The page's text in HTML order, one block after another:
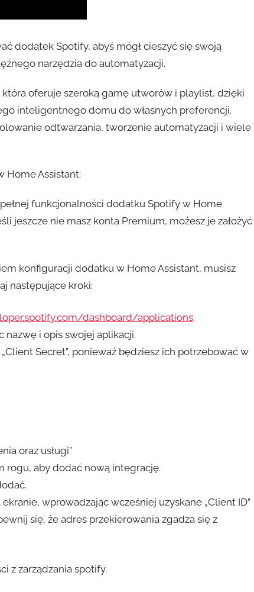
dodatek Spotify, abyś mógł cieszyć się swoją
narzędzia do automatyzacji.
oferuje szeroką gamę utworów i playlist, dzięki
inteligentnego domu do własnych preferencji.
odtwarzania, tworzenie automatyzacji i wiele
Home Assistant:
funkcjonalności dodatku Spotify w Home
jeszcze nie masz konta Premium, możesz je założyć
konfiguracji dodatku w Home Assistant, musisz
następujące kroki:
dashboard/applications.
nazwę i opis swojej aplikacji.
Secret”, ponieważ będziesz ich potrzebować w
oraz usługi”
rogu, aby dodać nową integrację.
wprowadzając wcześniej uzyskane „Client ID”
się, że adres przekierowania zgadza się z
z zarządzania spotify.